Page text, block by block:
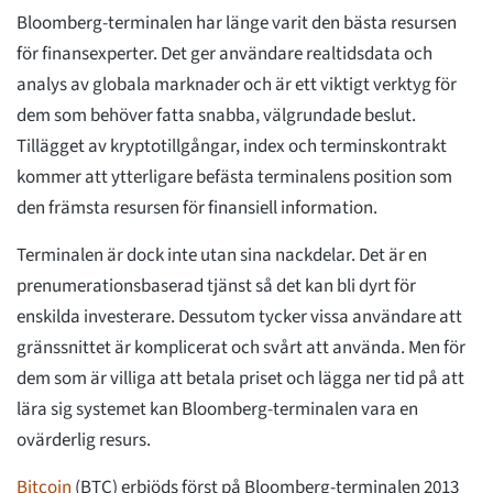
Bloomberg-terminalen har länge varit den bästa resursen
för finansexperter. Det ger användare realtidsdata och
analys av globala marknader och är ett viktigt verktyg för
dem som behöver fatta snabba, välgrundade beslut.
Tillägget av kryptotillgångar, index och terminskontrakt
kommer att ytterligare befästa terminalens position som
den främsta resursen för finansiell information.
Terminalen är dock inte utan sina nackdelar. Det är en
prenumerationsbaserad tjänst så det kan bli dyrt för
enskilda investerare. Dessutom tycker vissa användare att
gränssnittet är komplicerat och svårt att använda. Men för
dem som är villiga att betala priset och lägga ner tid på att
lära sig systemet kan Bloomberg-terminalen vara en
ovärderlig resurs.
Bitcoin (BTC) erbjöds först på Bloomberg-terminalen 2013